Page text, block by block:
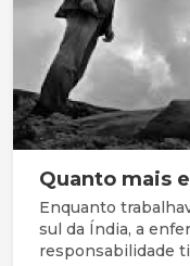
Quanto mais
Enquanto
sul da Índia, a
responsabilidade